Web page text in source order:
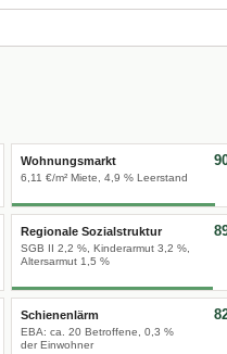
Wohnungsmarkt
6,11 €/m² Miete, 4,9 % Leerstand
Regionale Sozialstruktur
SGB II 2,2 %, Kinderarmut 3,2 %,
Altersarmut 1,5 %
Schienenlärm
EBA: ca. 20 Betroffene, 0,3 %
der Einwohner